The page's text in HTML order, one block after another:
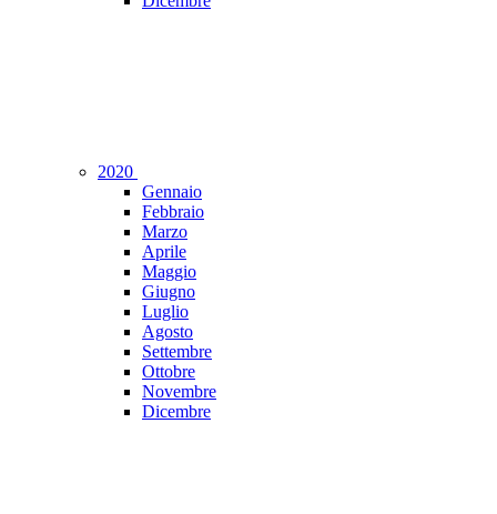
2020
Gennaio
Febbraio
Marzo
Aprile
Maggio
Giugno
Luglio
Agosto
Settembre
Ottobre
Novembre
Dicembre